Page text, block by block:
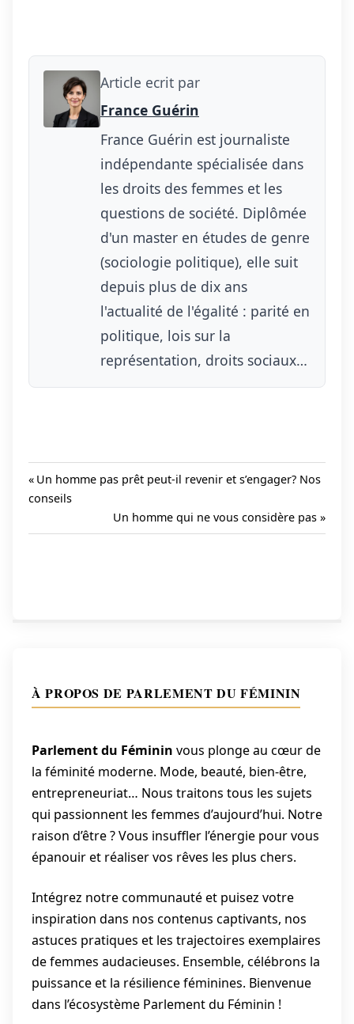
Article ecrit par
France Guérin
France Guérin est journaliste
indépendante spécialisée dans
les droits des femmes et les
questions de société. Diplômée
d'un master en études de genre
(sociologie politique), elle suit
depuis plus de dix ans
l'actualité de l'égalité : parité en
politique, lois sur la
représentation, droits sociaux…
Navigation
de
Previous
Post:
Un homme pas prêt peut-il revenir et s’engager? Nos
conseils
Next
Post:
Un homme qui ne vous considère pas
À PROPOS DE PARLEMENT DU FÉMININ
Parlement du Féminin vous plonge au cœur de
la féminité moderne. Mode, beauté, bien-être,
entrepreneuriat… Nous traitons tous les sujets
qui passionnent les femmes d’aujourd’hui. Notre
raison d’être ? Vous insuffler l’énergie pour vous
épanouir et réaliser vos rêves les plus chers.
Intégrez notre communauté et puisez votre
inspiration dans nos contenus captivants, nos
astuces pratiques et les trajectoires exemplaires
de femmes audacieuses. Ensemble, célébrons la
puissance et la résilience féminines. Bienvenue
dans l’écosystème Parlement du Féminin !